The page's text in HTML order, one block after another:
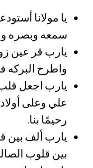
يا مولانا
سمعه وبصره
يارب قر عين
واطرح البركه
يارب اجعل
علي وعلى
رحيمًا بنا.
يارب ألف بين
بين قلوب